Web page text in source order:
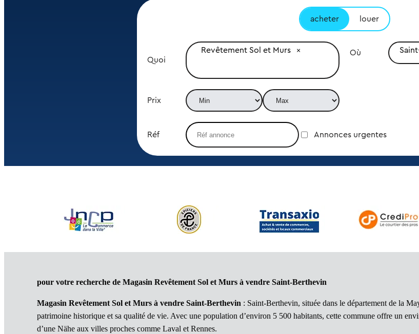
acheter louer
Quoi
Revêtement Sol et Murs Où
Prix
Réf Annonces urgentes
pour votre recherche de Magasin Revêtement Sol et Murs à vendre Saint-Berthevin
Magasin Revêtement Sol et Murs à vendre Saint-Berthevin : Saint-Berthevin, située dans le département de la
patrimoine historique et sa qualité de vie. Avec une population d’environ 5 500 habitants, cette commune offre un
d’une Nähe aux villes proches comme Laval et Rennes.